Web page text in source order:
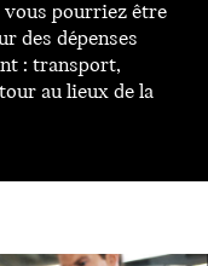
vous pourriez être
des dépenses
: transport,
au lieux de la